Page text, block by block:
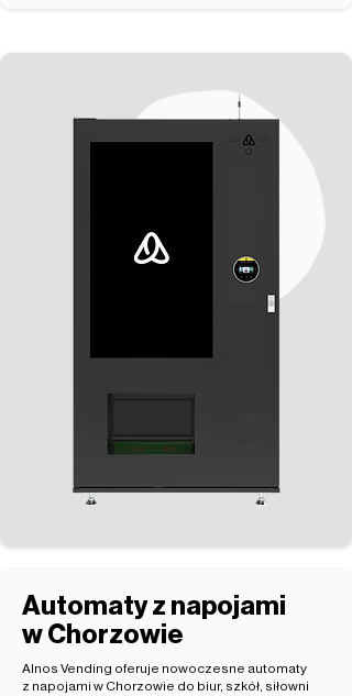
Automaty z napojami
w Chorzowie
Alnos Vending oferuje nowoczesne automaty
z napojami w Chorzowie do biur, szkół, siłowni